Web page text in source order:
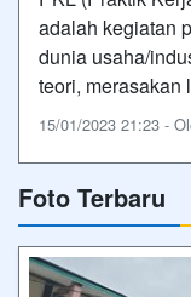
adalah kegiatan
dunia usaha/
teori, merasakan
15/01/2023 21:23 -
Foto Terbaru